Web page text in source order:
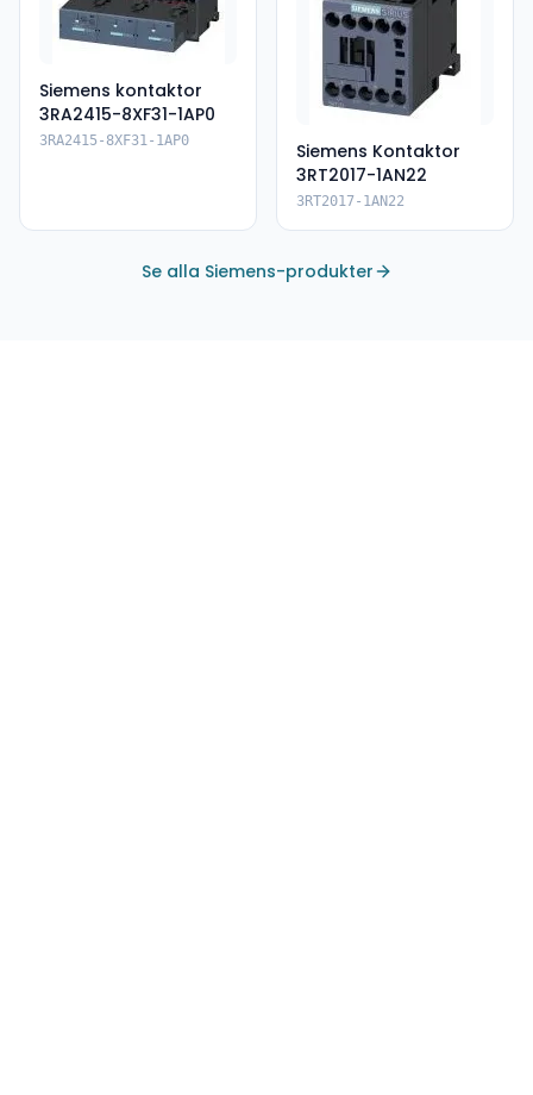
Siemens kontaktor
3RA2415-8XF31-1AP0
3RA2415-8XF31-1AP0
Siemens Kontaktor
3RT2017-1AN22
3RT2017-1AN22
Se alla Siemens-produkter